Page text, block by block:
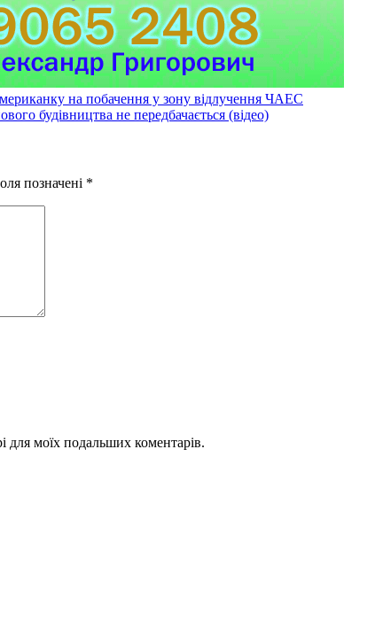
на побачення у зону відлучення ЧАЕС
будівництва не передбачається (відео)
позначені *
для моїх подальших коментарів.